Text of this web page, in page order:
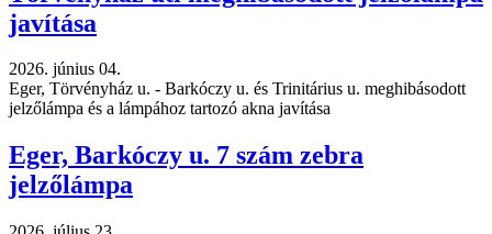
javítása
2026. június 04.
Eger, Törvényház u. - Barkóczy u. és Trinitárius u. meghibásodott
jelzőlámpa és a lámpához tartozó akna javítása
Eger, Barkóczy u. 7 szám zebra
jelzőlámpa